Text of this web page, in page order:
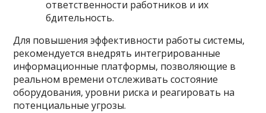
ответственности работников и их
бдительность.
Для повышения эффективности работы системы,
рекомендуется внедрять интегрированные
информационные платформы, позволяющие в
реальном времени отслеживать состояние
оборудования, уровни риска и реагировать на
потенциальные угрозы.